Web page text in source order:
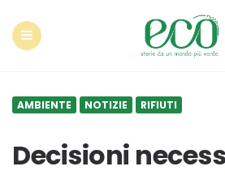
AMBIENTE NOTIZIE RIFIUTI
Decisioni